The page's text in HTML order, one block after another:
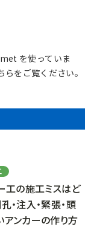
を使っていま
らをご覧ください。
工の施工ミスはど
・注入・緊張・頭
ンカーの作り方